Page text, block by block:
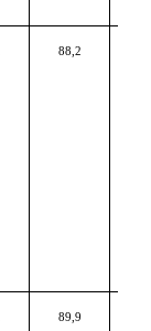
88,2
89,9